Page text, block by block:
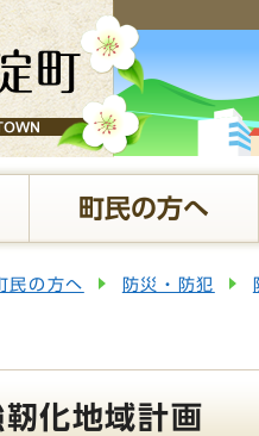
町民の方へ
民の方へ 防災・防犯
化地域計画